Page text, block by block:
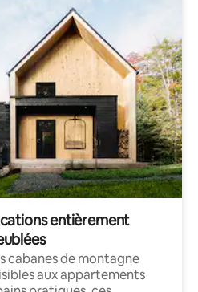
entièrement
cabanes de montagne
aux appartements